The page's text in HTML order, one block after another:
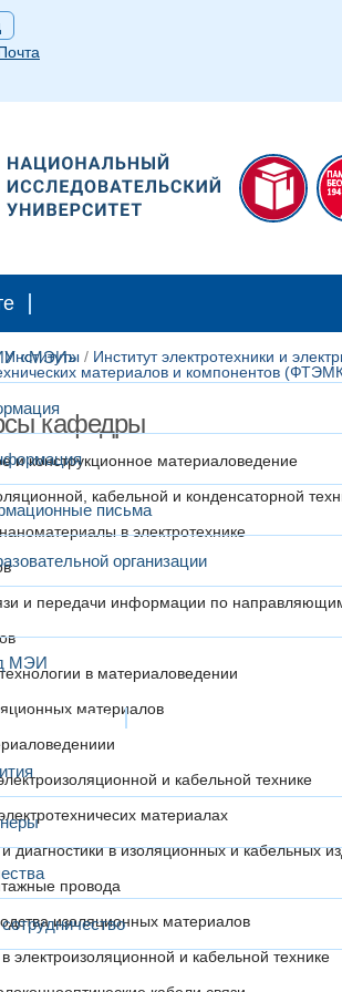
«МЭИ»
письма
организации
МЭИ
Институты / Институт электротехники и
материалов и компонентов
кафедры
и конструкционное материаловедение
кабельной и конденсаторной
в электротехнике
и передачи информации по
в материаловедении
материалов
и кабельной технике
материалах
диагностики в изоляционных и кабельных
провода
изоляционных материалов
электроизоляционной и кабельной технике